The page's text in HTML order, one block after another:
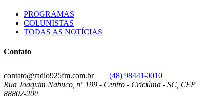
PROGRAMAS
COLUNISTAS
TODAS AS NOTÍCIAS
Contato
contato@radio925fm.com.br
(48) 98441-0010
Rua Joaquim Nabuco, n° 199 - Centro - Criciúma - SC, CEP
88802-200